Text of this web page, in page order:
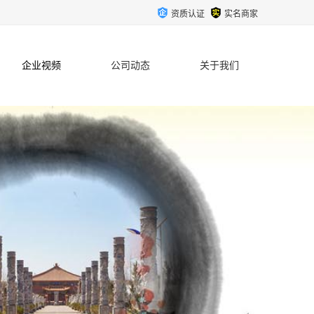
资质认证 实名商家
企业视频 公司动态 关于我们